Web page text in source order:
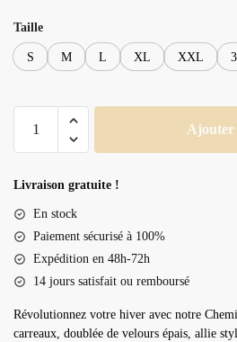
Taille
S M L XL XXL
pilou
Ajouter
Livraison gratuite !
En stock
Paiement sécurisé à 100%
Expédition en 48h-72h
14 jours satisfait ou remboursé
Révolutionnez votre hiver avec notre
carreaux, doublée de velours épais, allie